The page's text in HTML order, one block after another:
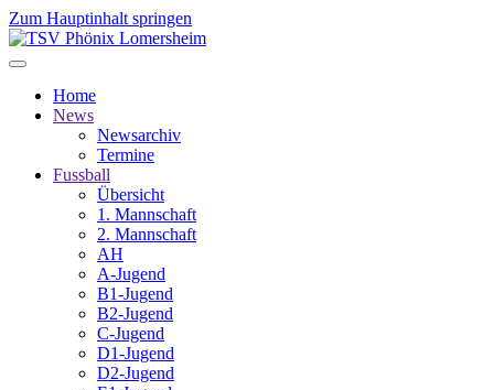
Zum Hauptinhalt springen
Home
News
Newsarchiv
Termine
Fussball
Übersicht
1. Mannschaft
2. Mannschaft
AH
A-Jugend
B1-Jugend
B2-Jugend
C-Jugend
D1-Jugend
D2-Jugend